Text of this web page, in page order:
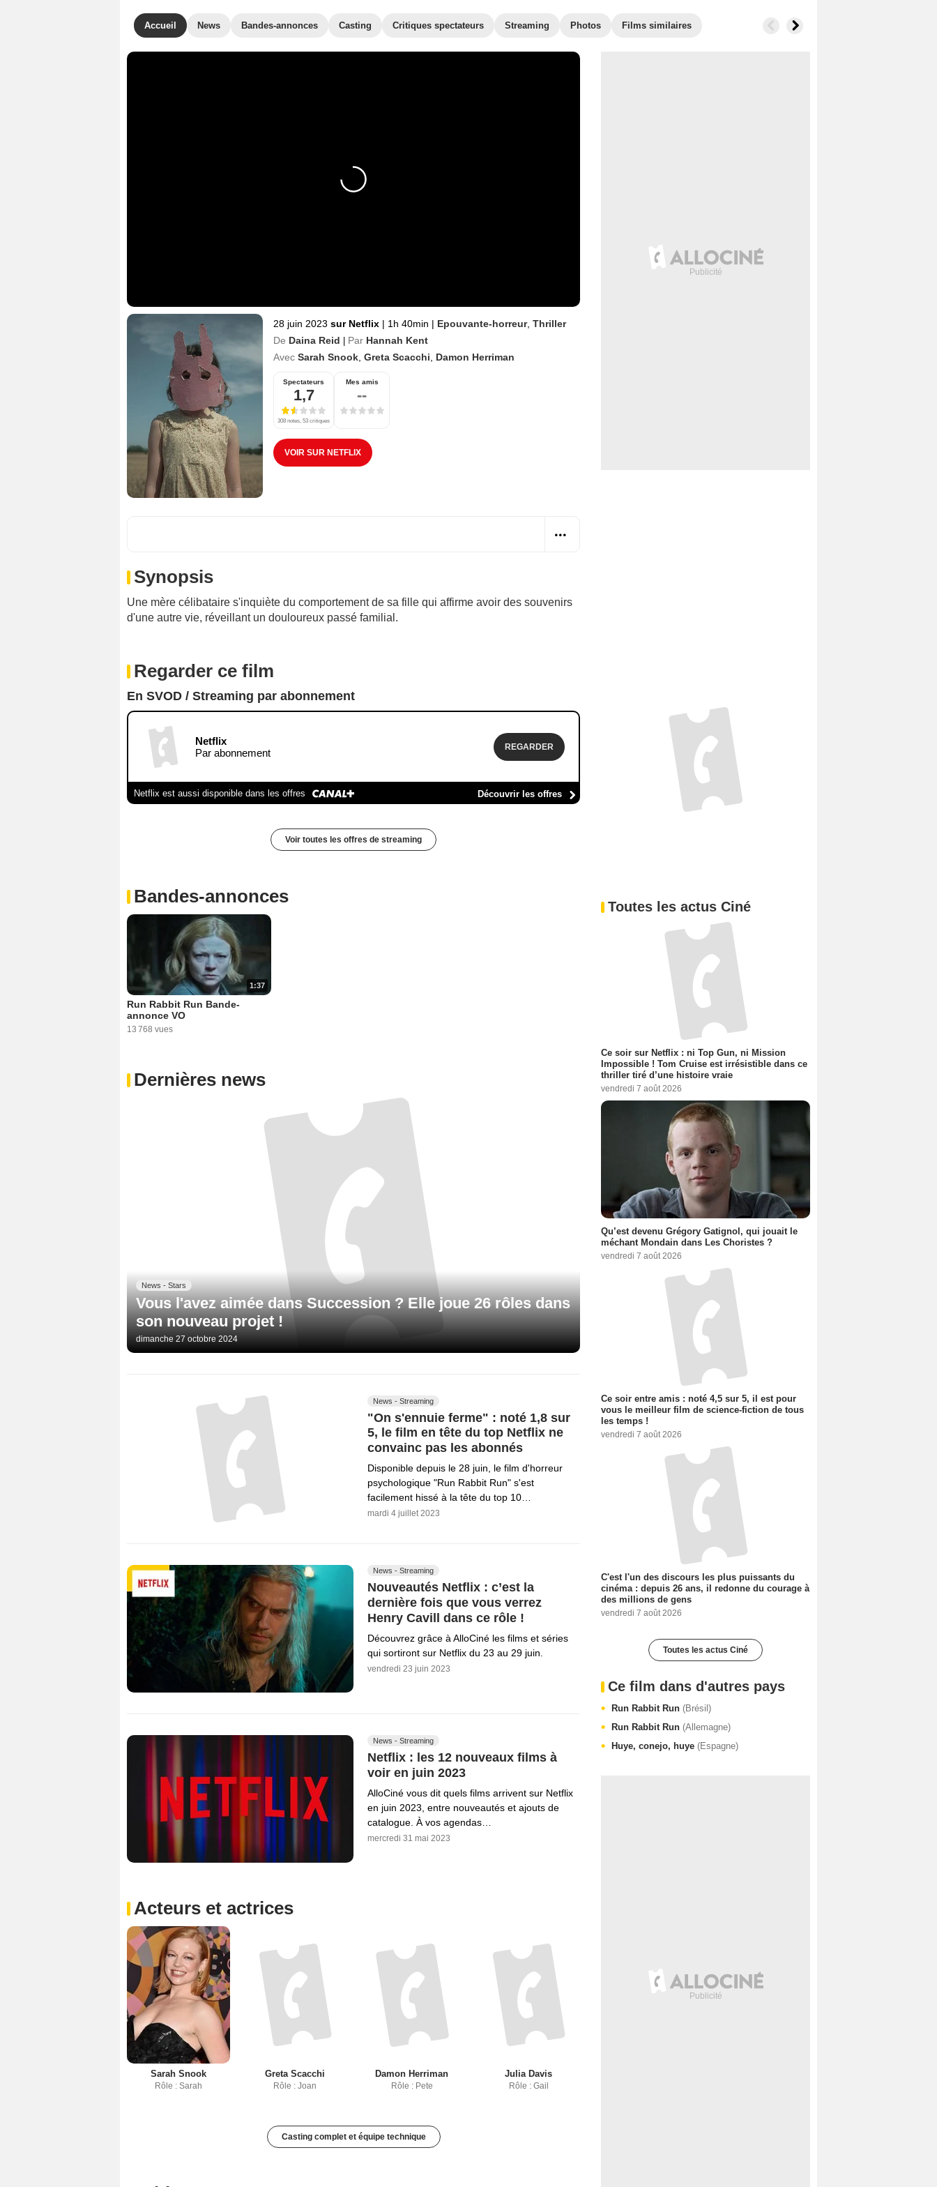
Accueil News Bandes-annonces Casting Critiques spectateurs Streaming Photos Films similaires
28 juin 2023 sur Netflix | 1h 40min | Epouvante-horreur, Thriller
De Daina Reid | Par Hannah Kent
Avec Sarah Snook Greta Scacchi Damon Herriman
Spectateurs
1,7
308 notes, 53 critiques
Mes amis
--
VOIR SUR NETFLIX
Synopsis
Une mère célibataire s'inquiète du comportement de sa fille qui affirme avoir des souvenirs
d'une autre vie, réveillant un douloureux passé familial.
Regarder ce film
En SVOD / Streaming par abonnement
Netflix
Par abonnement
REGARDER
Netflix est aussi disponible dans les offres Découvrir les offres
Voir toutes les offres de streaming
Bandes-annonces
1:37
Run Rabbit Run Bande-
annonce VO
13 768 vues
Dernières news
News - Stars
Vous l'avez aimée dans Succession ? Elle joue 26 rôles dans
son nouveau projet !
dimanche 27 octobre 2024
News - Streaming
"On s'ennuie ferme" : noté 1,8 sur
5, le film en tête du top Netflix ne
convainc pas les abonnés
Disponible depuis le 28 juin, le film d'horreur
psychologique "Run Rabbit Run" s'est
facilement hissé à la tête du top 10…
mardi 4 juillet 2023
News - Streaming
Nouveautés Netflix : c’est la
dernière fois que vous verrez
Henry Cavill dans ce rôle !
Découvrez grâce à AlloCiné les films et séries
qui sortiront sur Netflix du 23 au 29 juin.
vendredi 23 juin 2023
News - Streaming
Netflix : les 12 nouveaux films à
voir en juin 2023
AlloCiné vous dit quels films arrivent sur Netflix
en juin 2023, entre nouveautés et ajouts de
catalogue. À vos agendas…
mercredi 31 mai 2023
Acteurs et actrices
Sarah Snook
Rôle : Sarah
Greta Scacchi
Rôle : Joan
Damon Herriman
Rôle : Pete
Julia Davis
Rôle : Gail
Casting complet et équipe technique
Toutes les actus Ciné
Ce soir sur Netflix : ni Top Gun, ni Mission
Impossible ! Tom Cruise est irrésistible dans ce
thriller tiré d’une histoire vraie
vendredi 7 août 2026
Qu’est devenu Grégory Gatignol, qui jouait le
méchant Mondain dans Les Choristes ?
vendredi 7 août 2026
Ce soir entre amis : noté 4,5 sur 5, il est pour
vous le meilleur film de science-fiction de tous
les temps !
vendredi 7 août 2026
C'est l'un des discours les plus puissants du
cinéma : depuis 26 ans, il redonne du courage à
des millions de gens
vendredi 7 août 2026
Toutes les actus Ciné
Ce film dans d'autres pays
Run Rabbit Run (Brésil)
Run Rabbit Run (Allemagne)
Huye, conejo, huye (Espagne)